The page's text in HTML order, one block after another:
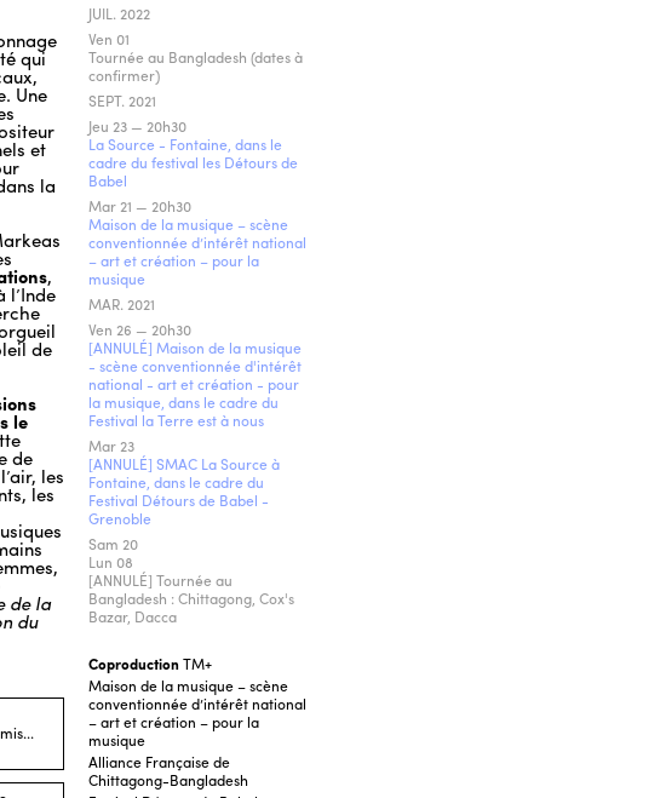
qui
Une
et
la
,
l’Inde
de
le
de
les
les
de la
du
JUIL. 2022
Ven 01
Tournée au Bangladesh (dates à
confirmer)
SEPT. 2021
Jeu 23 — 20h30
La Source - Fontaine, dans le
cadre du festival les Détours de
Babel
Mar 21 — 20h30
Maison de la musique – scène
conventionnée d’intérêt national
– art et création – pour la
musique
MAR. 2021
Ven 26 — 20h30
[ANNULÉ] Maison de la musique
- scène conventionnée d'intérêt
national - art et création - pour
la musique, dans le cadre du
Festival la Terre est à nous
Mar 23
[ANNULÉ] SMAC La Source à
Fontaine, dans le cadre du
Festival Détours de Babel -
Grenoble
Sam 20
Lun 08
[ANNULÉ] Tournée au
Bangladesh : Chittagong, Cox's
Bazar, Dacca
Coproduction TM+
Maison de la musique – scène
conventionnée d’intérêt national
– art et création – pour la
musique
Alliance Française de
Chittagong-Bangladesh